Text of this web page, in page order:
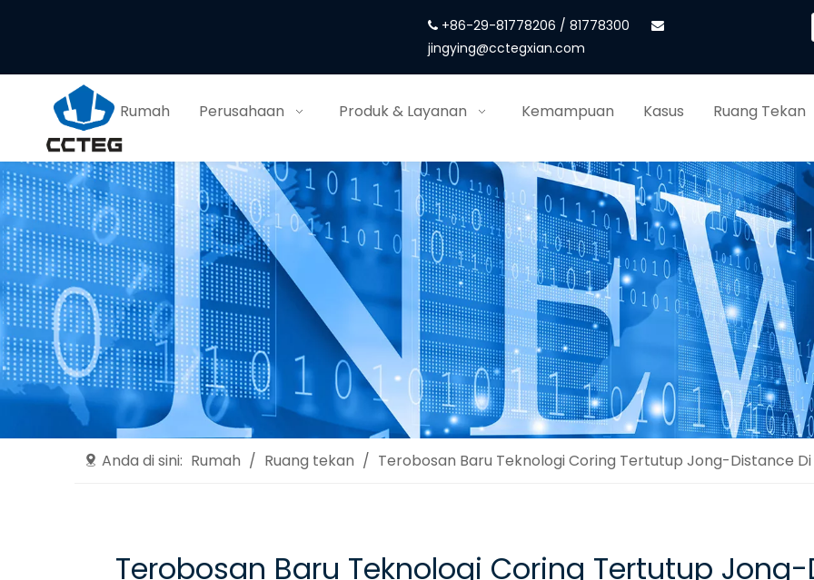
 +86-29-81778206 / 81778300
jingying@cctegxian.com
Rumah Perusahaan Produk & Layanan Kemampuan Kasus Ruang Tekan
Anda di sini: Rumah / Ruang tekan / Terobosan Baru Teknologi Coring Tertutup Jong-Distance Di
Terobosan Baru Teknologi Coring Tertutup